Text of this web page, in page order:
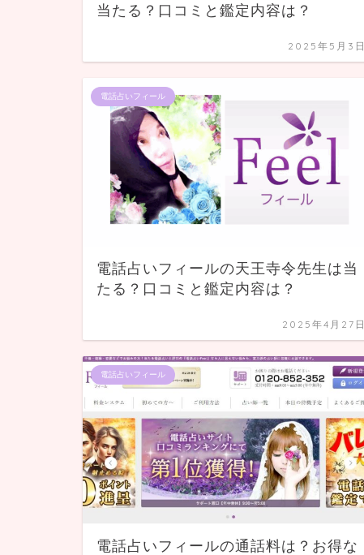
当たる？口コミと鑑定内容は？
2025年5月3日
電話占いフィール
電話占いフィールの天王寺令先生は当
たる？口コミと鑑定内容は？
2025年4月27日
電話占いフィール
電話占いフィールの通話料は？お得な